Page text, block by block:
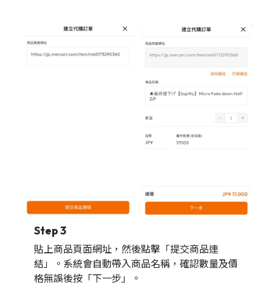
Step 3
貼上商品頁面網址，然後點擊「提交商品連
結」。系統會自動帶入商品名稱，確認數量及價
格無誤後按「下一步」。